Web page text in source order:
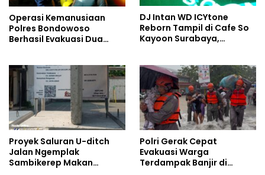
Operasi Kemanusiaan
Polres Bondowoso
Berhasil Evakuasi Dua
DJ Intan WD ICYtone
Reborn Tampil di Cafe So
Kayoon Surabaya,
Proyek Saluran U-ditch
Jalan Ngemplak
Sambikerep Makan
Polri Gerak Cepat
Evakuasi Warga
Terdampak Banjir di